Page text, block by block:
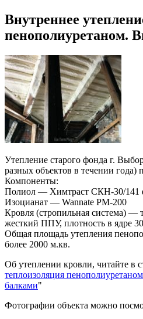
Внутреннее
пенополиуретаном.
Утепление старого фонда г.
разных объектов в течении года)
Компоненты:
Полиол — Химтраст СКН-30/141
Изоцианат — Wannate PM-200
Кровля (стропильная система) —
жесткий ППУ, плотность в ядре
Общая площадь утепления
более 2000 м.кв.
Об утеплении кровли, читайте в
теплоизоляция
балками"
Фотографии объекта можно